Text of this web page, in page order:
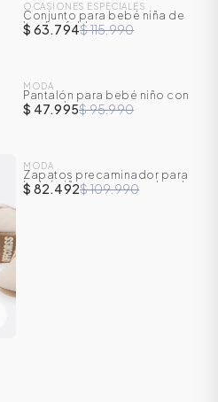
-45%
OCASIONES ESPECIALES
Conjunto para bebé niña de
body + falda
$ 63.794$ 115.990
-50 %
MODA
Pantalón para bebé niño con
cargaderas
$ 47.995$ 95.990
-25%
MODA
Zapatos precaminador para
bebé niño con correa de velcro
$ 82.492$ 109.990